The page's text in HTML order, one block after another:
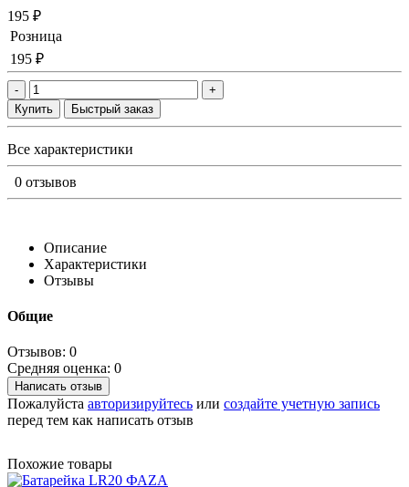
195 ₽
Розница
195 ₽
-
+
Купить
Быстрый заказ
Все характеристики
0 отзывов
Описание
Характеристики
Отзывы
Общие
Отзывов: 0
Средняя оценка: 0
Написать отзыв
Пожалуйста авторизируйтесь или создайте учетную запись
перед тем как написать отзыв
Похожие товары